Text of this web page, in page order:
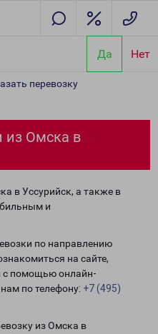
Да Нет
перевозку
из Омска в
в Уссурийск, а также в
и
по направлению
на сайте,
с помощью онлайн-
по телефону: +7 (495)
из Омска в